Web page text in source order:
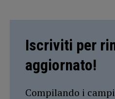
Iscriviti per
aggiornato!
Compilando i